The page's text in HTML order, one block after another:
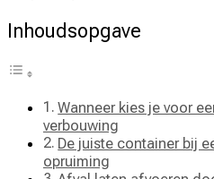
Inhoudsopgave
Wanneer kies je voor
verbouwing
De juiste container bij
opruiming